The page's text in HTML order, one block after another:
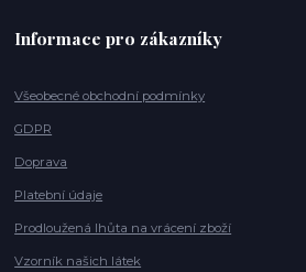
Informace pro zákazníky
Všeobecné obchodní podmínky
GDPR
Doprava
Platební údaje
Prodloužená lhůta na vrácení zboží
Vzorník našich látek